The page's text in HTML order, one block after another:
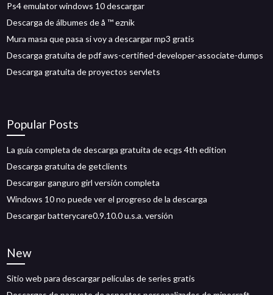
Ps4 emulator windows 10 descargar
Descarga de álbumes de å ™ eznik
Mura masa que pasa si voy a descargar mp3 gratis
Descarga gratuita de pdf aws-certified-developer-associate-dumps
Descarga gratuita de proyectos servlets
Popular Posts
La guía completa de descarga gratuita de ecgs 4th edition
Descarga gratuita de getclients
Descargar ganguro girl versión completa
Windows 10 no puede ver el progreso de la descarga
Descargar batterycare0.9.10.0 u.s.a. versión
New
Sitio web para descargar películas de series gratis